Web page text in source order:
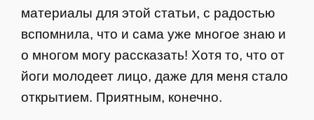
материалы для этой статьи, с радостью
вспомнила, что и сама уже многое знаю и
о многом могу рассказать! Хотя то, что от
йоги молодеет лицо, даже для меня стало
открытием. Приятным, конечно.